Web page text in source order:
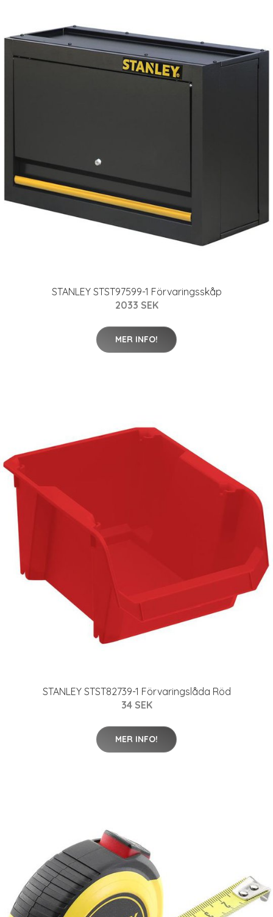
STANLEY STST97599-1 Förvaringsskåp
2033 SEK
MER INFO!
STANLEY STST82739-1 Förvaringslåda Röd
34 SEK
MER INFO!